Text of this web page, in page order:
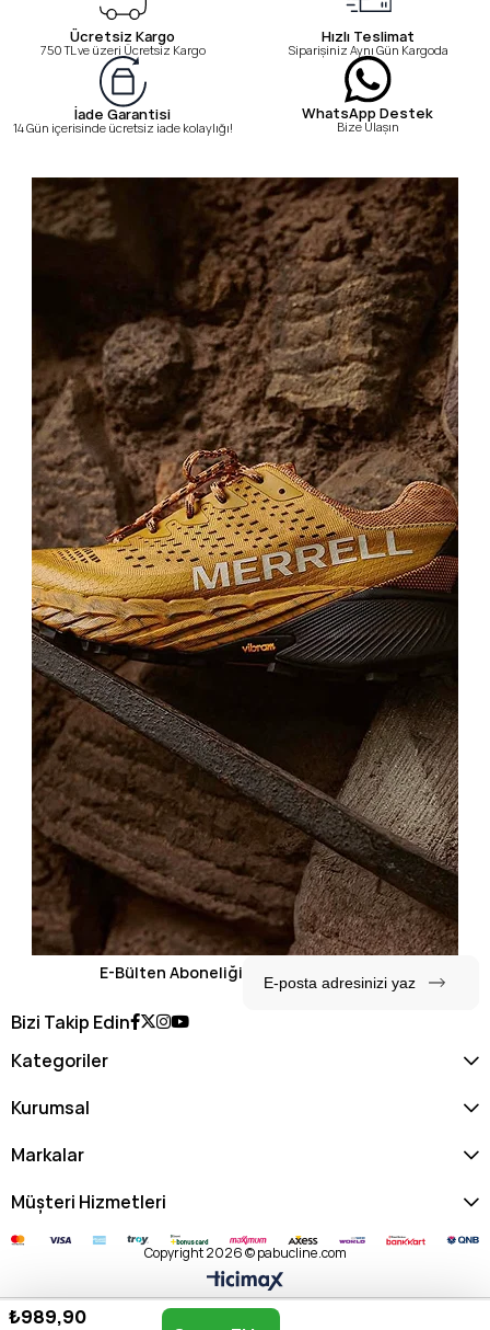
Ücretsiz Kargo
750 TL ve üzeri Ücretsiz Kargo
Hızlı Teslimat
Siparişiniz Aynı Gün Kargoda
İade Garantisi
14 Gün içerisinde ücretsiz iade kolaylığı!
WhatsApp Destek
Bize Ulaşın
E-Bülten Aboneliği
Bizi Takip Edin
Kategoriler
Kurumsal
Markalar
Müşteri Hizmetleri
Copyright 2026 © pabucline.com
₺989,90